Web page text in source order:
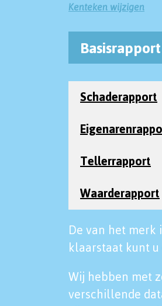
Kenteken wijzigen
Basisrapport
Schaderapport
Tellerrapport
Waarderapport
De van het merk
klaarstaat kunt u
Wij hebben met
verschillende